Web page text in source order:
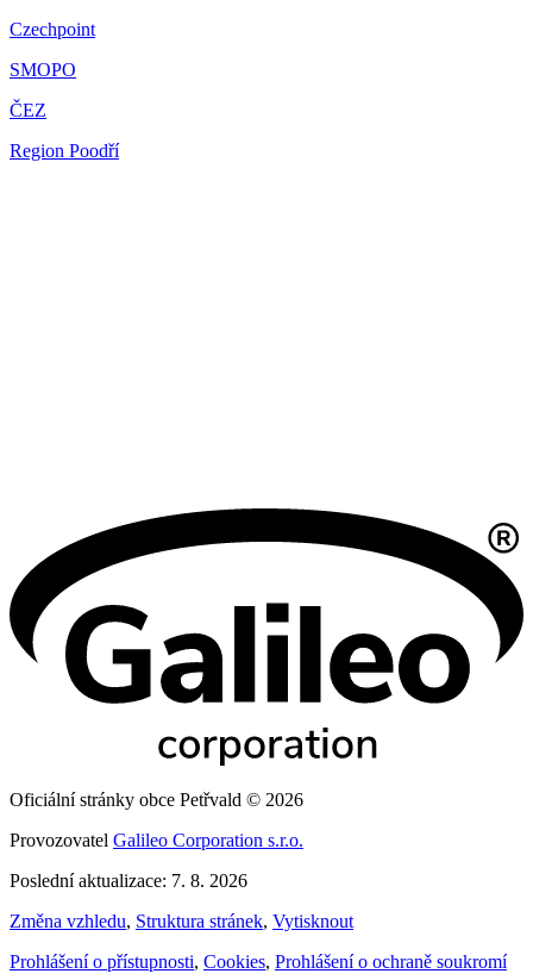
Czechpoint
SMOPO
ČEZ
Region Poodří
Oficiální stránky obce Petřvald © 2026
Provozovatel Galileo Corporation s.r.o.
Poslední aktualizace: 7. 8. 2026
Změna vzhledu, Struktura stránek, Vytisknout
Prohlášení o přístupnosti, Cookies, Prohlášení o ochraně soukromí